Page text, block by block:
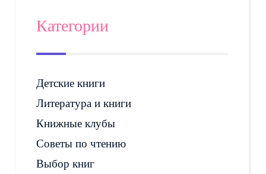
Категории
Детские книги
Литература и книги
Книжные клубы
Советы по чтению
Выбор книг